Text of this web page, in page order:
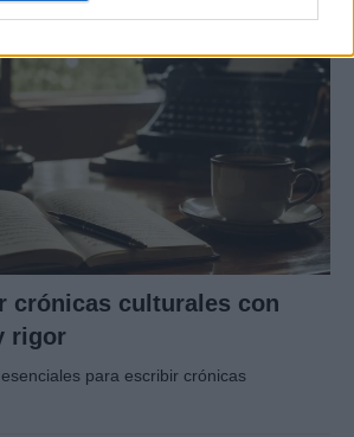
crónicas culturales con
rigor
para escribir crónicas